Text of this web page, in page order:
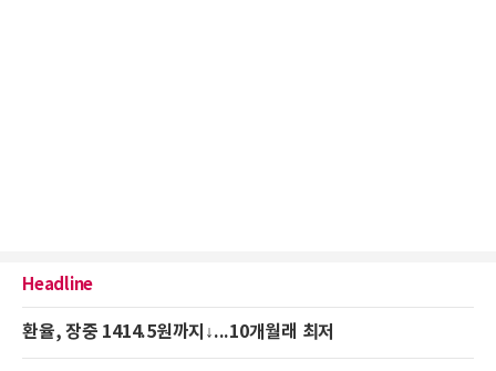
Headline
환율, 장중 1414.5원까지↓...10개월래 최저